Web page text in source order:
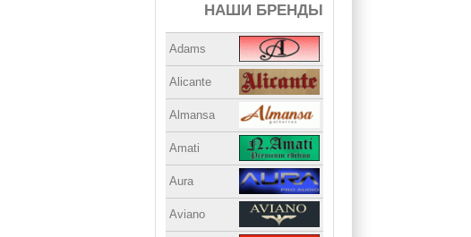
НАШИ БРЕНДЫ
Adams
Alicante
Almansa
Amati
Aura
Aviano